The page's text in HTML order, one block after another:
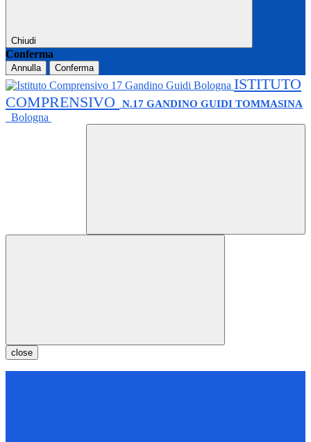
Chiudi
Conferma
Annulla Conferma
ISTITUTO
COMPRENSIVO
N.17 GANDINO GUIDI TOMMASINA
Bologna
close